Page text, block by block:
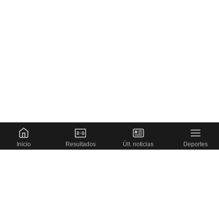
Inicio Resultados Últ. noticias Deportes